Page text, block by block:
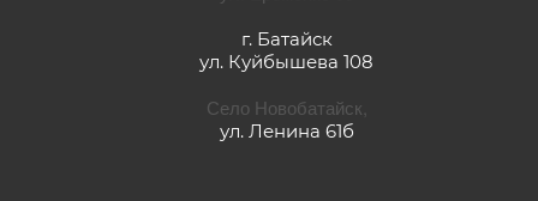
г. Батайск
ул. Куйбышева 108
Село Новобатайск,
ул. Ленина 61б